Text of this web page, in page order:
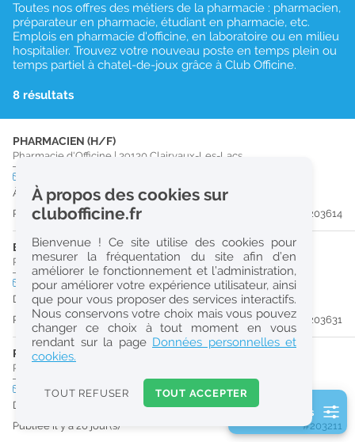
Réinitialiser
2
0
k
Consulter les offres de la France d'outre-mer
Toutes nos offres des métiers de la pharmacie : pharmacien,
préparateur en pharmacie, étudiant en pharmacie, etc.
Emplois en pharmacie d'officine, en laboratoire ou en milieu
hospitalier. Trouvez votre nouveau poste en temps plein ou
temps partiel à chatel-de-joux grâce à Club Officine.
8 résultats
PHARMACIEN (H/F)
Pharmacie d'Officine | 39130 Clairvaux-Les-Lacs
À partir du 14/09/26
Publiée il y a 13 jour(s)
#203614
ETUDIANT EN PHARMACIE (H/F)
Pharmacie d'Officine|39130Clairvaux-Les-Lacs
Stage temps plein
Du 31/08/26 au 30/03/27
Publiée il y a 13 jour(s)
#203631
PHARMACIEN (H/F)
Pharmacie d'Officine
CDDtemps plein Logement
Du 31/10/26 au 13/01/27
Publiée il y a 20 jour(s)
#203211
2 filtre(s) actifs
À propos des cookies sur
clubofficine.fr
Bienvenue ! Ce site utilise des cookies pour
mesurer la fréquentation du site afin d’en
améliorer le fonctionnement et l’administration,
pour améliorer votre expérience utilisateur, ainsi
que pour vous proposer des services interactifs.
Nous conservons votre choix mais vous pouvez
changer ce choix à tout moment en vous
rendant sur la page Données personnelles et
cookies.
TOUT REFUSER TOUT ACCEPTER